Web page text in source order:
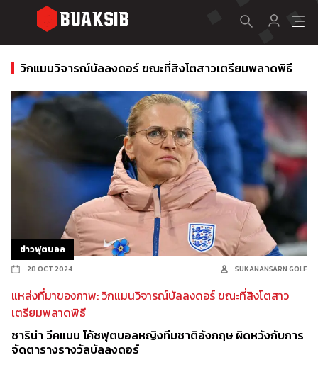
วิกแมนวิจารณ์บัลลงดอร์ ขณะที่สิงโตสาวเตรียมพลาดพิธี
ข่าวฟุตบอล
28 OCT 2024 SUKANANSARN GOLF
แหล่งที่มาของภาพ: วิกแมนวิจารณ์บัลลงดอร์ ขณะที่สิงโตสาว
เตรียมพลาดพิธี
ซาริน่า วีคแมน โค้ชฟุตบอลหญิงทีมชาติอังกฤษ ผิดหวังกับการ
จัดตารางรางวัลบัลลงดอร์